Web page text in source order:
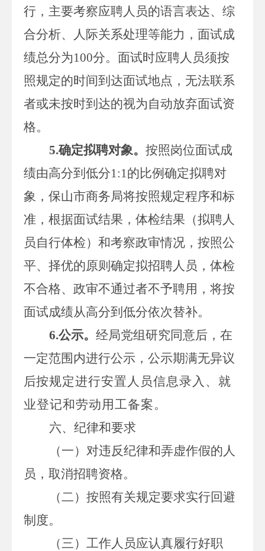
行，主要考察应聘人员的语言表达、综
合分析、人际关系处理等能力，面试成
绩总分为100分。面试时应聘人员须按
照规定的时间到达面试地点，无法联系
者或未按时到达的视为自动放弃面试资
格。
5.确定拟聘对象。 按照岗位面试成
绩由高分到低分1:1的比例确定拟聘对
象， 保山市商务局将按照规定程序和标
准，根据面试结果， 体检结果 （拟聘人
员自行体检） 和考察政审情况，按照公
平、择优的原则确定拟招聘人员， 体检
不合格、政审不通过者不予聘用，将按
面试成绩从高分到低分依次替补。
6.公示。 经局党组研究同意后， 在
一定范围内进行公示，公示期满无异议
后按规定进行安置人员信息录入、就
业登记和劳动用工备案。
六、纪律和要求
（一）对违反纪律和弄虚作假的人
员，取消招聘资格。
（二）按照有关规定要求实行回避
制度。
（三）工作人员应认真履行好职